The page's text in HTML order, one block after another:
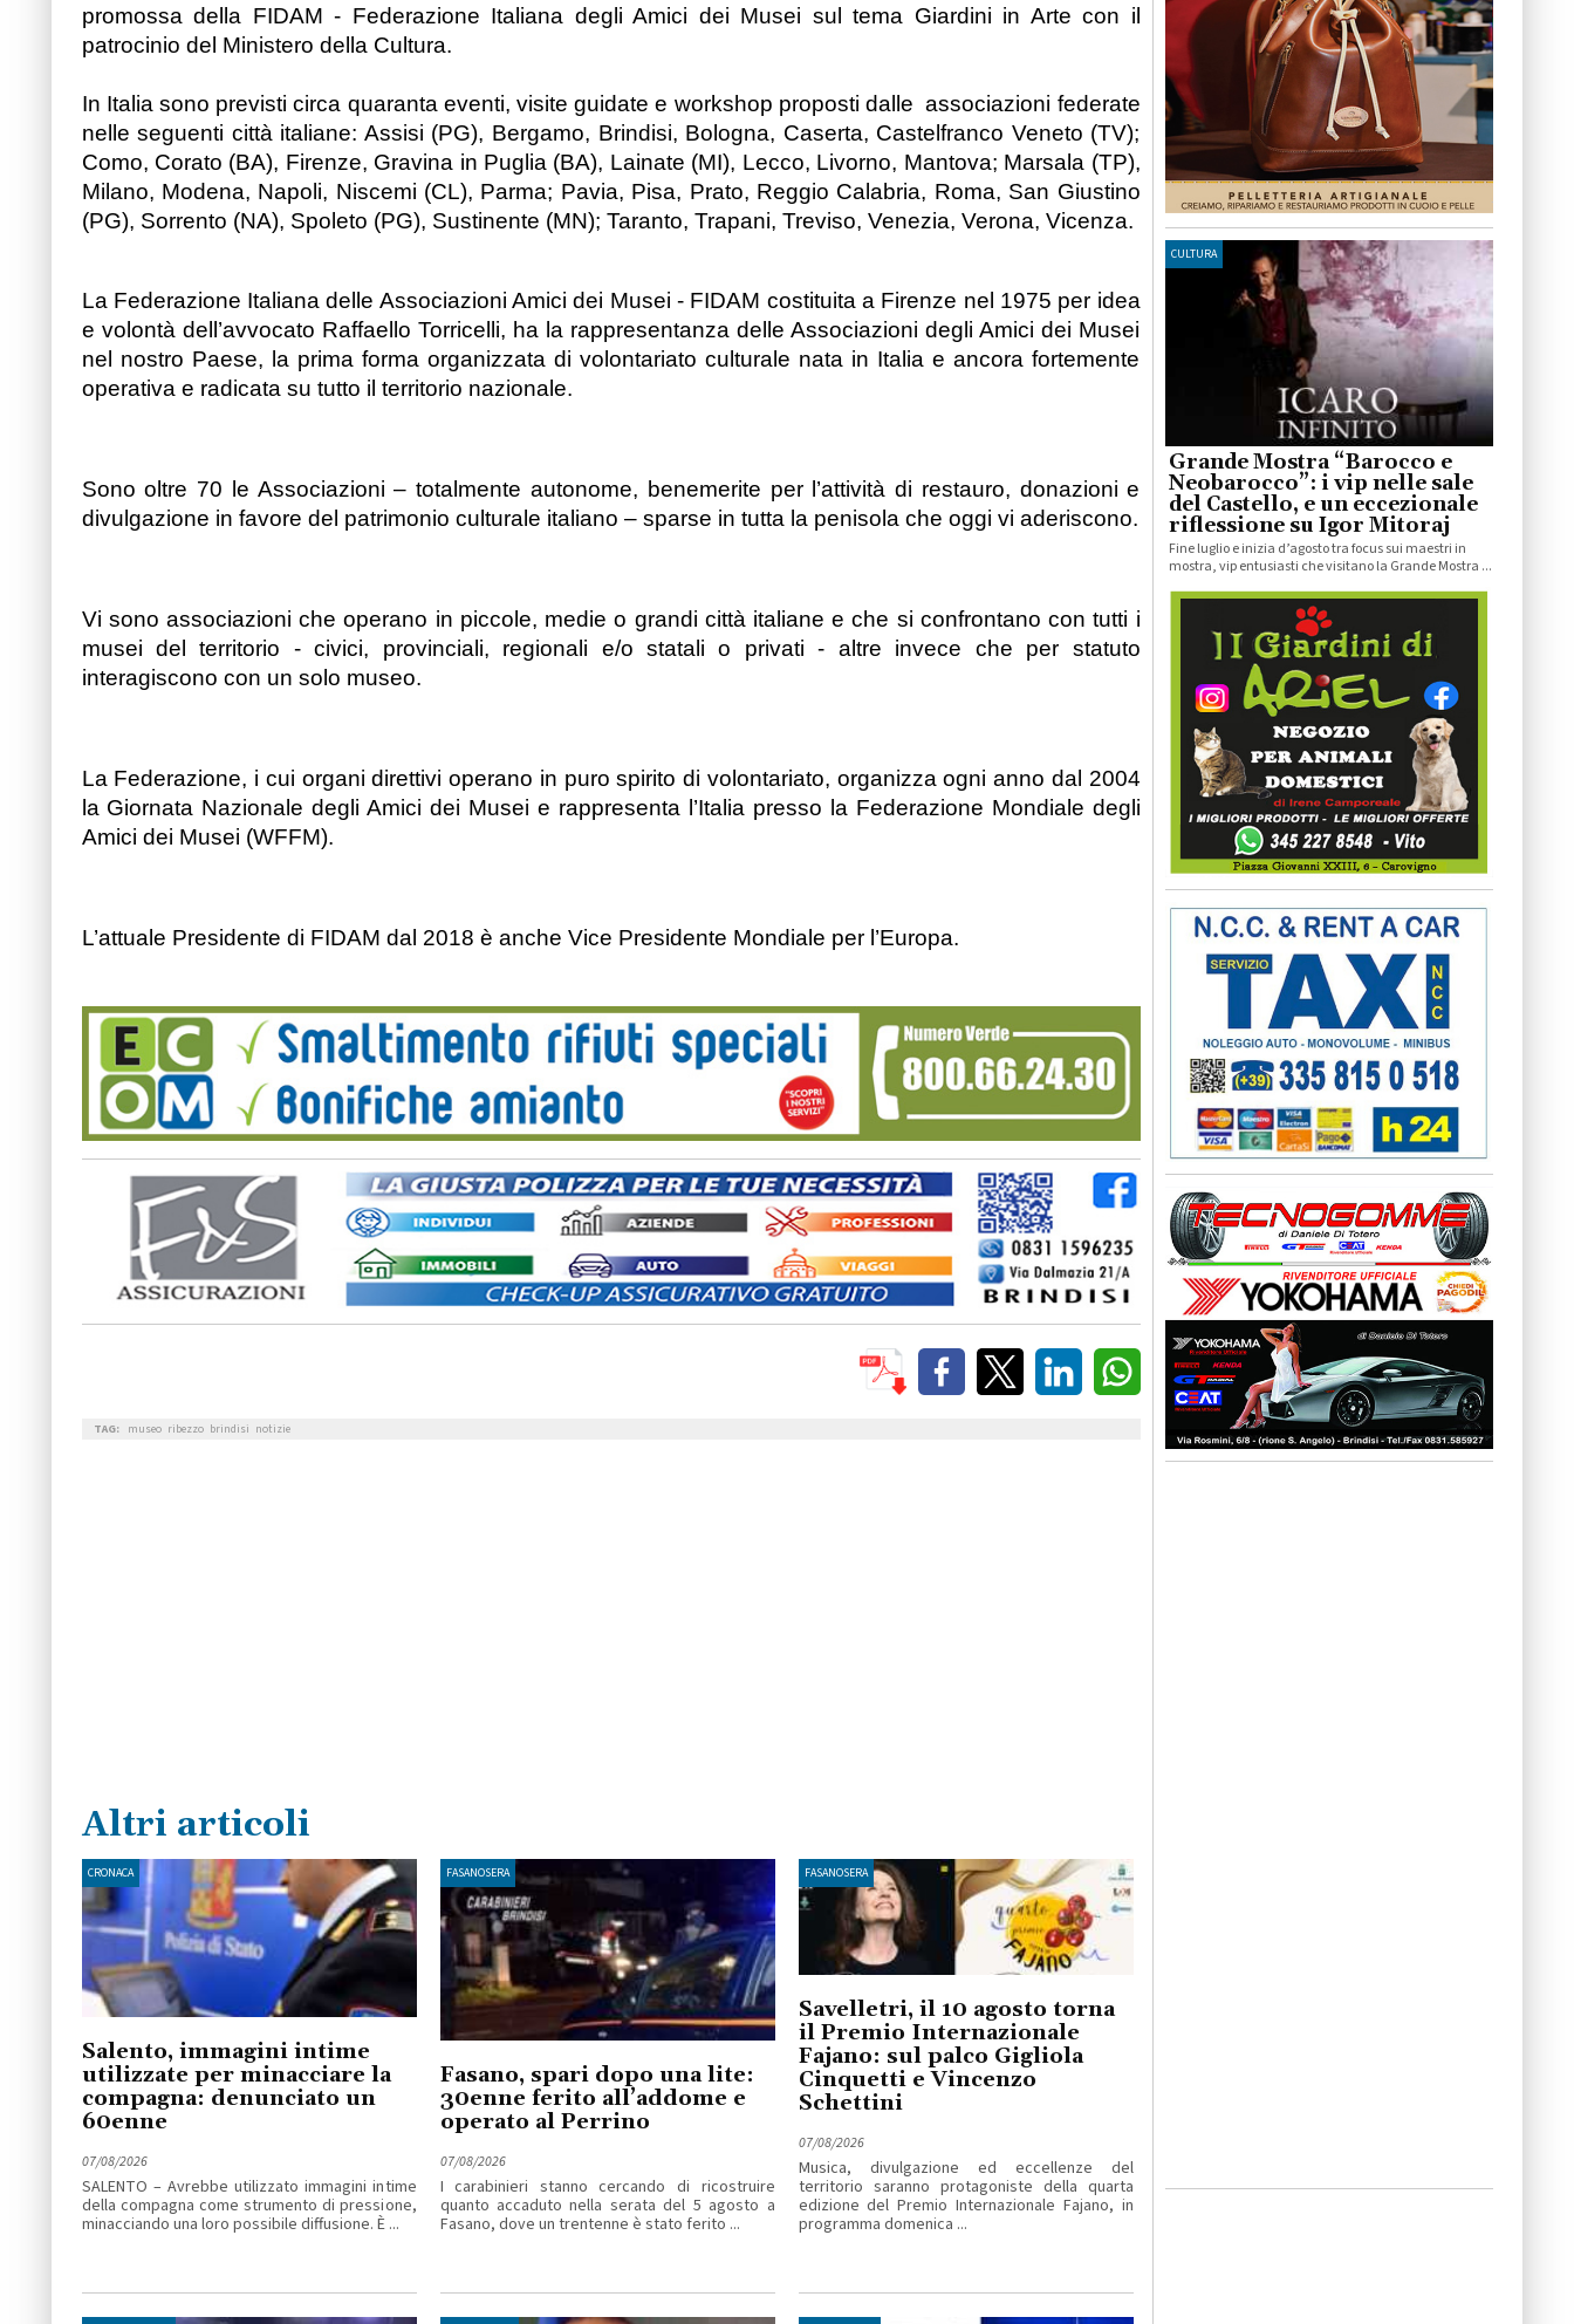
promossa della FIDAM - Federazione Italiana degli Amici dei Musei sul tema Giardini in Arte con il
patrocinio del Ministero della Cultura.
In Italia sono previsti circa quaranta eventi, visite guidate e workshop proposti dalle associazioni federate
nelle seguenti città italiane: Assisi (PG), Bergamo, Brindisi, Bologna, Caserta, Castelfranco Veneto (TV);
Como, Corato (BA), Firenze, Gravina in Puglia (BA), Lainate (MI), Lecco, Livorno, Mantova; Marsala (TP),
Milano, Modena, Napoli, Niscemi (CL), Parma; Pavia, Pisa, Prato, Reggio Calabria, Roma, San Giustino
(PG), Sorrento (NA), Spoleto (PG), Sustinente (MN); Taranto, Trapani, Treviso, Venezia, Verona, Vicenza.
La Federazione Italiana delle Associazioni Amici dei Musei - FIDAM costituita a Firenze nel 1975 per idea
e volontà dell’avvocato Raffaello Torricelli, ha la rappresentanza delle Associazioni degli Amici dei Musei
nel nostro Paese, la prima forma organizzata di volontariato culturale nata in Italia e ancora fortemente
operativa e radicata su tutto il territorio nazionale.
Sono oltre 70 le Associazioni – totalmente autonome, benemerite per l’attività di restauro, donazioni e
divulgazione in favore del patrimonio culturale italiano – sparse in tutta la penisola che oggi vi aderiscono.
Vi sono associazioni che operano in piccole, medie o grandi città italiane e che si confrontano con tutti i
musei del territorio - civici, provinciali, regionali e/o statali o privati - altre invece che per statuto
interagiscono con un solo museo.
La Federazione, i cui organi direttivi operano in puro spirito di volontariato, organizza ogni anno dal 2004
la Giornata Nazionale degli Amici dei Musei e rappresenta l’Italia presso la Federazione Mondiale degli
Amici dei Musei (WFFM).
L’attuale Presidente di FIDAM dal 2018 è anche Vice Presidente Mondiale per l’Europa.
TAG: museo ribezzo brindisi notizie
Altri articoli
CRONACA
Salento, immagini intime
utilizzate per minacciare la
compagna: denunciato un
60enne
07/08/2026
SALENTO – Avrebbe utilizzato immagini intime
della compagna come strumento di pressione,
minacciando una loro possibile diffusione. È ...
FASANOSERA
Fasano, spari dopo una lite:
30enne ferito all’addome e
operato al Perrino
07/08/2026
I carabinieri stanno cercando di ricostruire
quanto accaduto nella serata del 5 agosto a
Fasano, dove un trentenne è stato ferito ...
FASANOSERA
Savelletri, il 10 agosto torna
il Premio Internazionale
Fajano: sul palco Gigliola
Cinquetti e Vincenzo
Schettini
07/08/2026
Musica, divulgazione ed eccellenze del
territorio saranno protagoniste della quarta
edizione del Premio Internazionale Fajano, in
programma domenica ...
CULTURA
Grande Mostra “Barocco e
Neobarocco”: i vip nelle sale
del Castello, e un eccezionale
riflessione su Igor Mitoraj
Fine luglio e inizia d’agosto tra focus sui maestri in
mostra, vip entusiasti che visitano la Grande Mostra ...